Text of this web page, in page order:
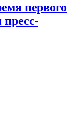
первого
пресс-